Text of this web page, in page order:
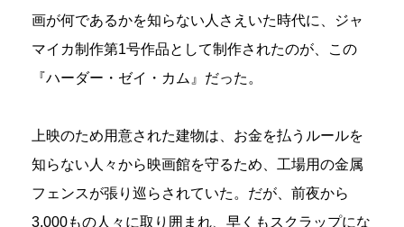
画が何であるかを知らない人さえいた時代に、ジャ
マイカ制作第1号作品として制作されたのが、この
『ハーダー・ゼイ・カム』だった。
上映のため用意された建物は、お金を払うルールを
知らない人々から映画館を守るため、工場用の金属
フェンスが張り巡らされていた。だが、前夜から
3,000もの人々に取り囲まれ、早くもスクラップにな